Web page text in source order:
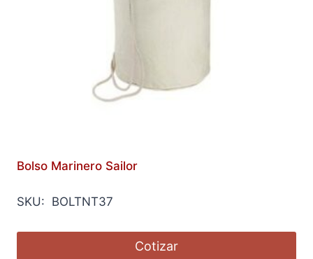
Bolso Marinero Sailor
SKU: BOLTNT37
Cotizar